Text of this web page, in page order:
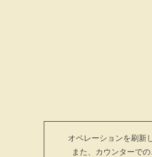
オペレーションを刷新
また、カウンターで